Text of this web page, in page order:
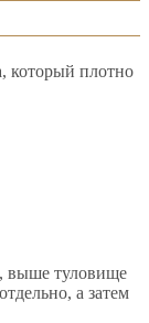
который плотно
выше туловище
а затем